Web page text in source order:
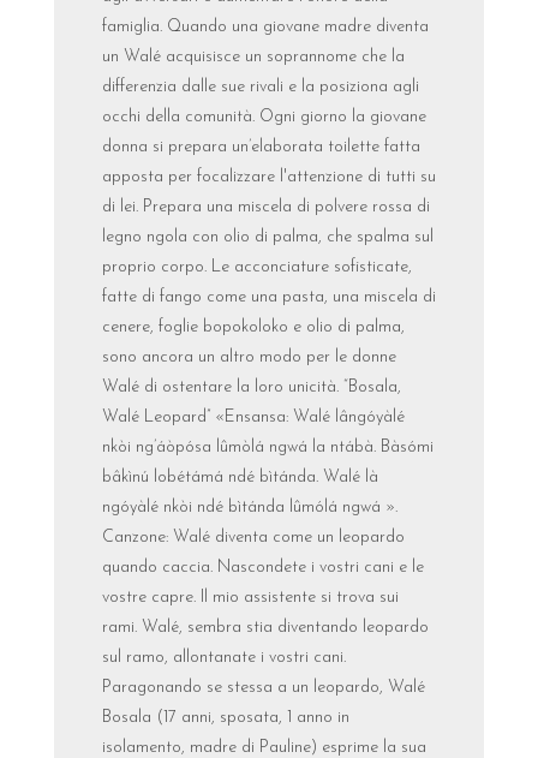
famiglia. Quando una giovane madre diventa
un Walé acquisisce un soprannome che la
differenzia dalle sue rivali e la posiziona agli
occhi della comunità. Ogni giorno la giovane
donna si prepara un’elaborata toilette fatta
apposta per focalizzare l'attenzione di tutti su
di lei. Prepara una miscela di polvere rossa di
legno ngola con olio di palma, che spalma sul
proprio corpo. Le acconciature sofisticate,
fatte di fango come una pasta, una miscela di
cenere, foglie bopokoloko e olio di palma,
sono ancora un altro modo per le donne
Walé di ostentare la loro unicità. “Bosala,
Walé Leopard” «Ensansa: Walé lângóyàlé
nkòi ng’áòpósa lûmòlá ngwá la ntábà. Bàsómi
bâkìnú lobétámá ndé bìtánda. Walé là
ngóyàlé nkòi ndé bìtánda lûmólá ngwá ».
Canzone: Walé diventa come un leopardo
quando caccia. Nascondete i vostri cani e le
vostre capre. Il mio assistente si trova sui
rami. Walé, sembra stia diventando leopardo
sul ramo, allontanate i vostri cani.
Paragonando se stessa a un leopardo, Walé
Bosala (17 anni, sposata, 1 anno in
isolamento, madre di Pauline) esprime la sua